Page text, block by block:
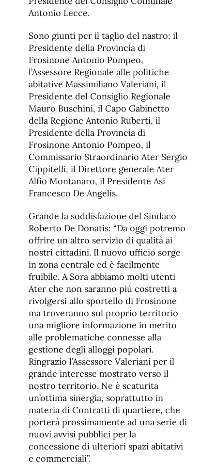
Antonio Lecce.
Sono giunti per il taglio del nastro: il
Presidente della Provincia di
Frosinone Antonio Pompeo,
l’Assessore Regionale alle politiche
abitative Massimiliano Valeriani, il
Presidente del Consiglio Regionale
Mauro Buschini, il Capo Gabinetto
della Regione Antonio Ruberti, il
Presidente della Provincia di
Frosinone Antonio Pompeo, il
Commissario Straordinario Ater Sergio
Cippitelli, il Direttore generale Ater
Alfio Montanaro, il Presidente Asi
Francesco De Angelis.
Grande la soddisfazione del Sindaco
Roberto De Donatis: “Da oggi potremo
offrire un altro servizio di qualità ai
nostri cittadini. Il nuovo ufficio sorge
in zona centrale ed è facilmente
fruibile. A Sora abbiamo molti utenti
Ater che non saranno più costretti a
rivolgersi allo sportello di Frosinone
ma troveranno sul proprio territorio
una migliore informazione in merito
alle problematiche connesse alla
gestione degli alloggi popolari.
Ringrazio l’Assessore Valeriani per il
grande interesse mostrato verso il
nostro territorio. Ne è scaturita
un’ottima sinergia, soprattutto in
materia di Contratti di quartiere, che
porterà prossimamente ad una serie di
nuovi avvisi pubblici per la
concessione di ulteriori spazi abitativi
e commerciali”.